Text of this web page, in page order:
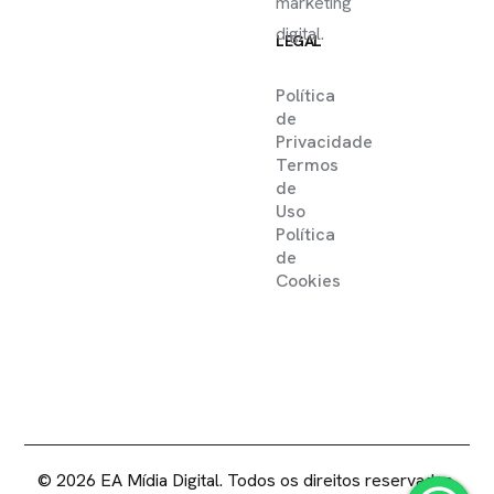
LEGAL
Política
de
Privacidade
Termos
de
Uso
Política
de
Cookies
digital.
© 2026 EA Mídia Digital. Todos os direitos reservados.